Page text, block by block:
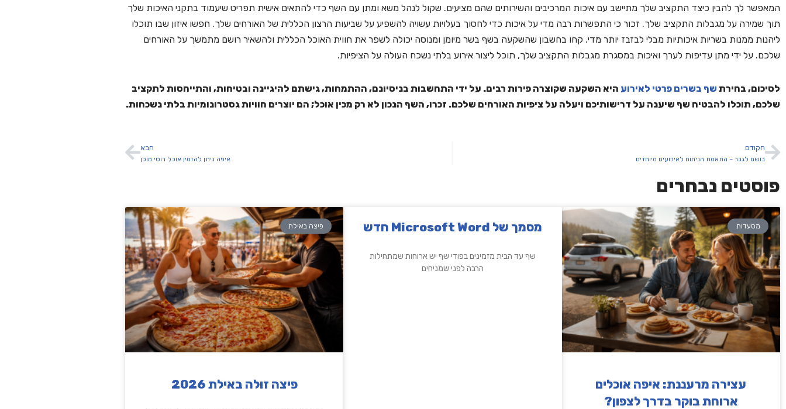
המאפשר לך להבין כיצד התקציב שלך מתיישב עם איכות המרכיבים והשירותים שהם מציעים. שקול לנהל משא ומתן עם השף כדי להתאים אישית תפריט שיעמוד בתקני האיכות שלך
תוך שמירה על מגבלות התקציב שלך. זכור כי התפשרות רבה מדי על איכות כדי לחסוך בעלויות עשויה להשפיע על שביעות הרצון הכללית של האורחים שלך. חפשו איזון שבו תוכלו
ליהנות ממנות בשריות איכותיות מבלי לבזבז יותר מדי. קחו בחשבון שהשקעה בשף בשר מיומן ומנוסה יכולה לשפר את חווית האוכל הכללית ולהשאיר רושם מתמשך על האורחים
שלכם. על ידי מתן עדיפות לערך ואיכות במסגרת מגבלות התקציב שלך, תוכל ליצור אירוע בלתי נשכח העולה על הציפיות.
לסיכום, בחירת שף בשרים פרטי לאירוע היא השקעה שקוצרה פירות רבים. על ידי התחשבות בניסיונם, ההתמחות, גישתם להיגיינה ובטיחות, והתייחסות לתקציב
שלכם, תוכלו להבטיח שף שיענה על דרישותיכם ויעלה על ציפיות האורחים שלכם. זכרו, השף הנכון לא רק מכין אוכל; הם יוצרים חוויות גסטרונומיות בלתי נשכחות.
הקודם
בושם לגבר – התאמת הניחוח לאירועים מיוחדים
הבא
איפה ניתן להזמין אוכל רוסי מוכן
פוסטים נבחרים
מסעדות
עצירה מרעננת: איפה אוכלים
ארוחת בוקר בדרך לצפון?
‏‏מסמך של Microsoft Word חדש
שף עד הבית מזמינים בפודי שף יש ארוחות שמתחילות
הרבה לפני שמניחים
פיצה באילת
פיצה זולה באילת 2026